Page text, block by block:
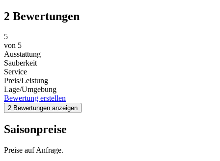
2 Bewertungen
5
von 5
Ausstattung
Sauberkeit
Service
Preis/Leistung
Lage/Umgebung
Bewertung erstellen
2 Bewertungen anzeigen
Saisonpreise
Preise auf Anfrage.